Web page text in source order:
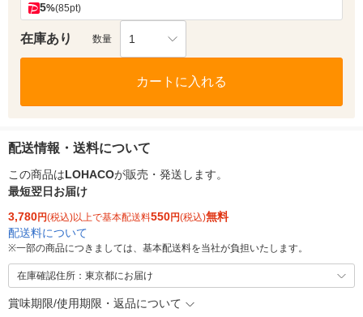
5%(85pt)
在庫あり 数量 1
カートに入れる
配送情報・送料について
この商品はLOHACOが販売・発送します。
最短翌日お届け
3,780円(税込)以上で基本配送料550円(税込)無料
配送料について
※一部の商品につきましては、基本配送料を当社が負担いたします。
在庫確認住所：東京都にお届け
賞味期限/使用期限・返品について